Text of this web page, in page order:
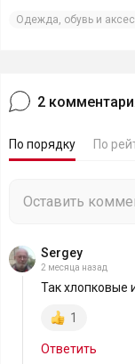
Одежда, обувь и
2
По порядку По
Sergey
2 месяца назад
Так хлопковые
Ответить
1